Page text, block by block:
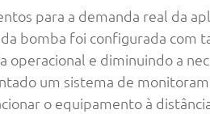
para a demanda real da
bomba foi configurada com
operacional e diminuindo a
um sistema de
o equipamento à